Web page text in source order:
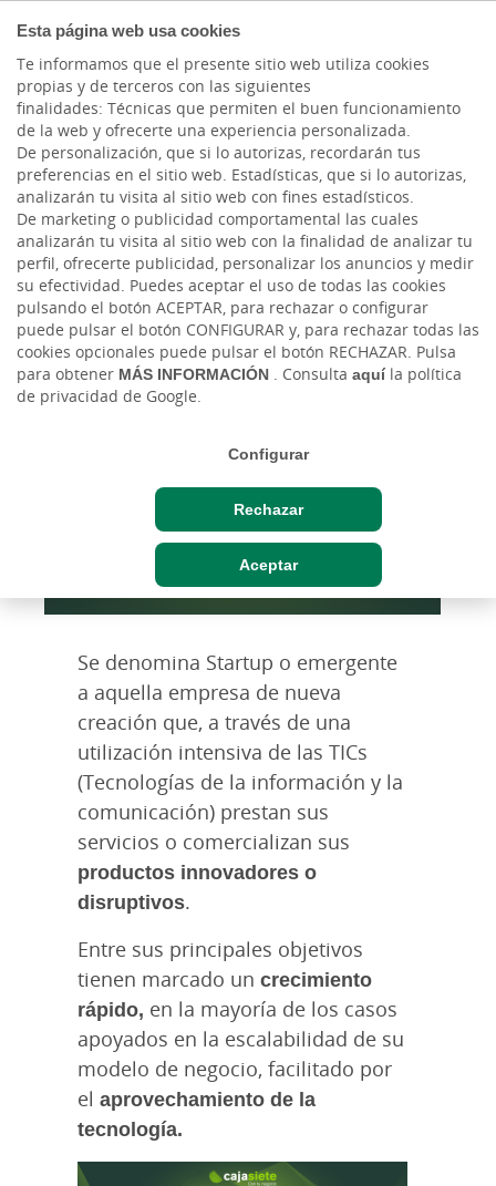
Esta página web usa cookies
Te informamos que el presente sitio web utiliza cookies
propias y de terceros con las siguientes
finalidades: Técnicas que permiten el buen funcionamiento
de la web y ofrecerte una experiencia personalizada.
De personalización, que si lo autorizas, recordarán tus
preferencias en el sitio web. Estadísticas, que si lo autorizas,
analizarán tu visita al sitio web con fines estadísticos.
De marketing o publicidad comportamental las cuales
analizarán tu visita al sitio web con la finalidad de analizar tu
perfil, ofrecerte publicidad, personalizar los anuncios y medir
su efectividad. Puedes aceptar el uso de todas las cookies
pulsando el botón ACEPTAR, para rechazar o configurar
puede pulsar el botón CONFIGURAR y, para rechazar todas las
cookies opcionales puede pulsar el botón RECHAZAR. Pulsa
para obtener MÁS INFORMACIÓN . Consulta aquíla política
de privacidad de Google.
Configurar
Rechazar
Aceptar
Actualidad
Apoyo a las startups
(empresas emergentes)
Jue, 16/02/2023 - 12:00
Se denomina Startup o emergente
a aquella empresa de nueva
creación que, a través de una
utilización intensiva de las TICs
(Tecnologías de la información y la
comunicación) prestan sus
servicios o comercializan sus
productos innovadores o
disruptivos.
Entre sus principales objetivos
tienen marcado un crecimiento
rápido, en la mayoría de los casos
apoyados en la escalabilidad de su
modelo de negocio, facilitado por
el aprovechamiento de la
tecnología.